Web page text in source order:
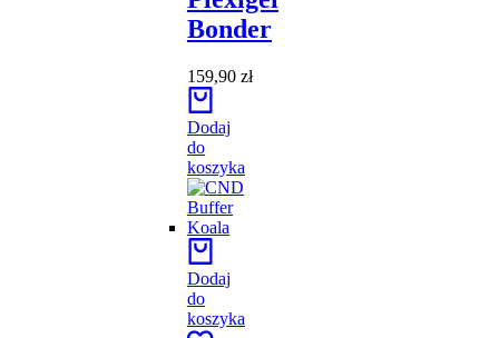
Bonder
159,90 zł
Dodaj
do
koszyka
Dodaj
do
koszyka